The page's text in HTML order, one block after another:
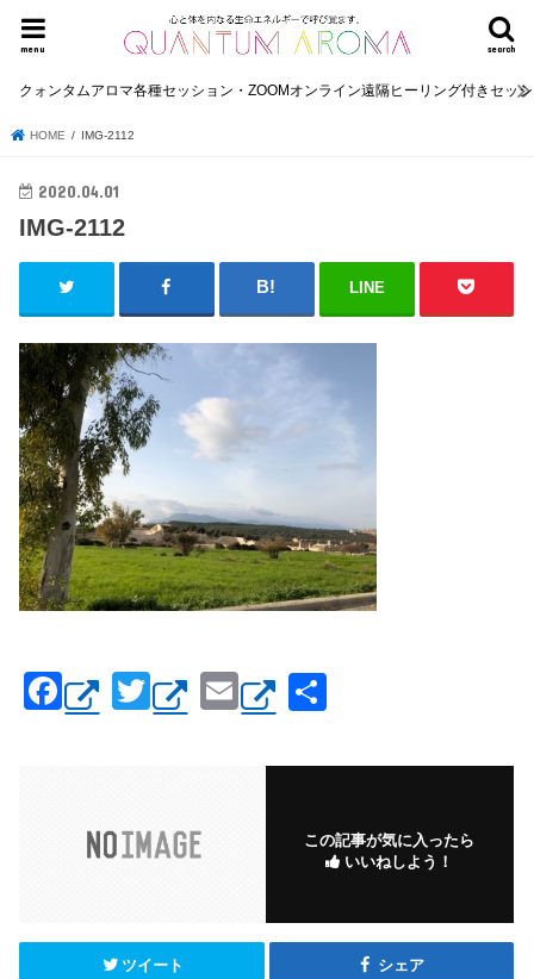
search
menu
クォンタムアロマ各種セッション・ZOOMオンライン遠隔ヒーリング付きセッ
HOME IMG-2112
2020.04.01
IMG-2112
LINE
F
a
T
wi
E
m
ail
この記事が気に入ったら
いいねしよう！
ツイート シェア